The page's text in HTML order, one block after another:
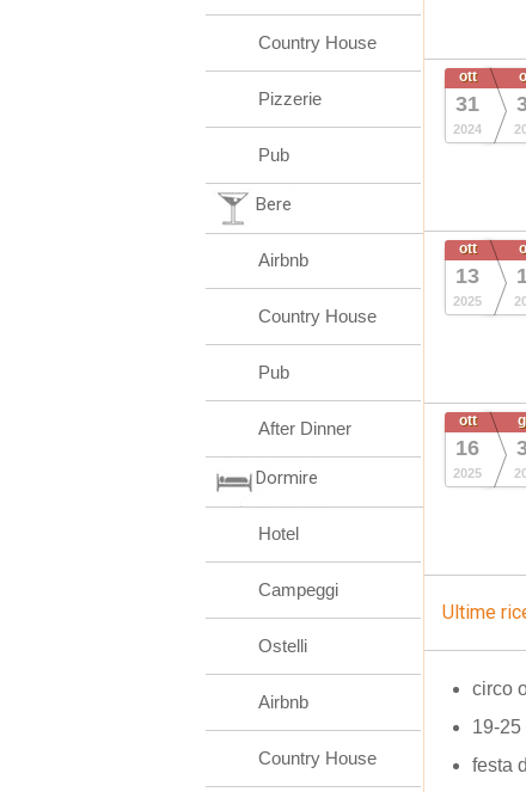
ott
31
2024
ott
13
2025
ott
16
2025
Ultime
circo
19-25
festa
Country House
Pizzerie
Pub
Bere
Airbnb
Country House
Pub
After Dinner
Dormire
Hotel
Campeggi
Ostelli
Airbnb
Country House